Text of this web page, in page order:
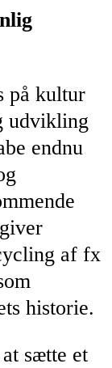
på kultur
udvikling
endnu
af fx
historie.
sætte et